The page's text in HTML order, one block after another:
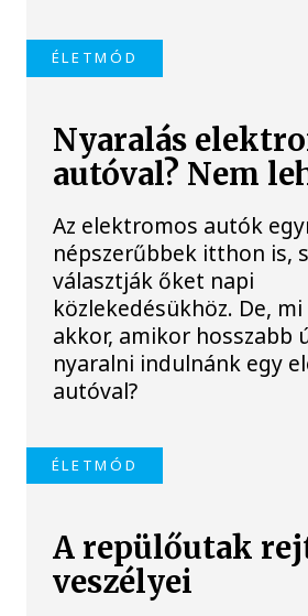
ÉLETMÓD
Nyaralás
autóval? Nem
Az elektromos autók
népszerűbbek itthon is,
választják őket napi
közlekedésükhöz. De,
akkor, amikor hosszabb
nyaralni indulnánk egy
autóval?
ÉLETMÓD
A repülőutak
veszélyei